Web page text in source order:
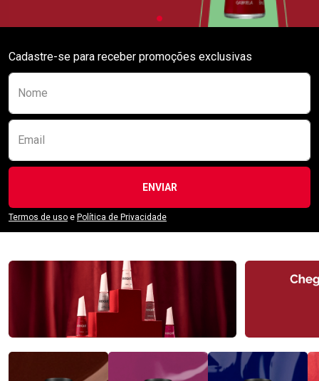
Cadastre-se para receber promoções exclusivas
Nome
Email
ENVIAR
Termos de uso e Política de Privacidade